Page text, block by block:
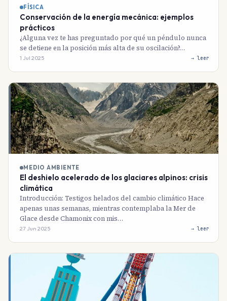
FÍSICA
Conservación de la energía mecánica: ejemplos
prácticos
¿Alguna vez te has preguntado por qué un péndulo nunca
se detiene en la posición más alta de su oscilación?…
1 Jul 2025 → leer
MEDIO AMBIENTE
El deshielo acelerado de los glaciares alpinos: crisis
climática
Introducción: Testigos helados del cambio climático Hace
apenas unas semanas, mientras contemplaba la Mer de
Glace desde Chamonix con mis…
27 Jun 2025 → leer